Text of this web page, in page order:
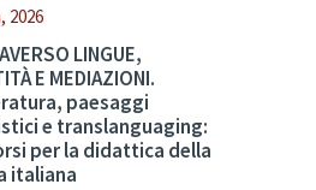
2026
LINGUE,
E MEDIAZIONI.
paesaggi
e translanguaging:
per la didattica della
italiana